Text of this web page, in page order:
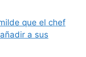
que el chef
a sus